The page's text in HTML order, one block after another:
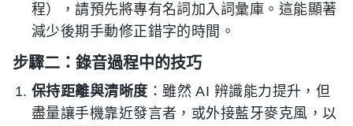
程），請預先將專有名詞加入詞彙庫。這能顯著
減少後期手動修正錯字的時間。
步驟二：錄音過程中的技巧
保持距離與清晰度 ：雖然 AI 辨識能力提升，但
盡量讓手機靠近發言者，或外接藍牙麥克風，以